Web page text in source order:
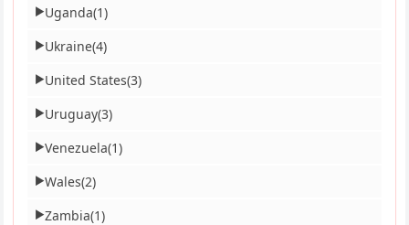
▶Uganda(1)
▶Ukraine(4)
▶United States(3)
▶Uruguay(3)
▶Venezuela(1)
▶Wales(2)
▶Zambia(1)